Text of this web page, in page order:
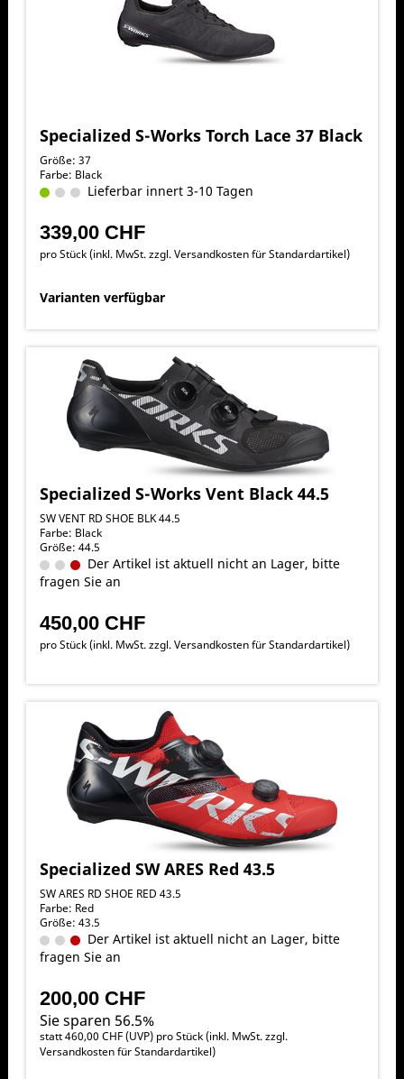
Specialized S-Works Torch Lace 37 Black
Größe: 37
Farbe: Black
Lieferbar innert 3-10 Tagen
339,00 CHF
pro Stück (inkl. MwSt. zzgl.Versandkosten für Standardartikel)
Varianten verfügbar
Specialized S-Works Vent Black 44.5
SW VENT RD SHOE BLK 44.5
Farbe: Black
Größe: 44.5
Der Artikel ist aktuell nicht an Lager, bitte
fragen Sie an
450,00 CHF
pro Stück (inkl. MwSt. zzgl.Versandkosten für Standardartikel)
Specialized SW ARES Red 43.5
SW ARES RD SHOE RED 43.5
Farbe: Red
Größe: 43.5
Der Artikel ist aktuell nicht an Lager, bitte
fragen Sie an
200,00 CHF
Sie sparen 56.5%
statt460,00 CHF(UVP) pro Stück (inkl. MwSt. zzgl.
Versandkosten für Standardartikel)